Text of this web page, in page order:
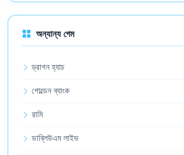
অন্যান্য গেম
ড্রাগন হ্যাচ
গোল্ডেন ব্যাংক
রামি
ডাব্লিউএম লাইভ